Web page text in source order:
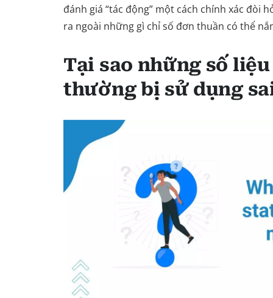
đánh giá “tác động” một cách chính xác đòi
ra ngoài những gì chỉ số đơn thuần có thể
Tại sao những số
thường bị sử dụng